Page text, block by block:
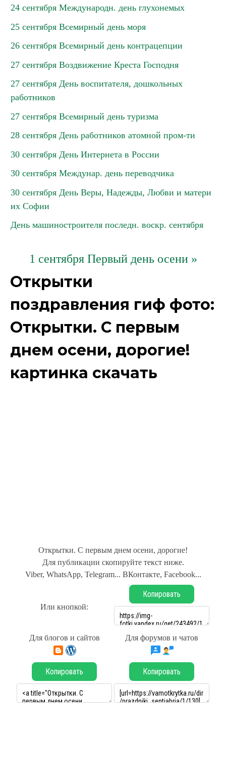
24 сентября Международн. день глухонемых
25 сентября Всемирный день моря
26 сентября Всемирный день контрацепции
27 сентября Воздвижение Креста Господня
27 сентября День воспитателя, дошкольных
работников
27 сентября Всемирный день туризма
28 сентября День работников атомной пром-ти
30 сентября День Интернета в России
30 сентября Междунар. день переводчика
30 сентября День Веры, Надежды, Любви и матери
их Софии
День машиностроителя последн. воскр. сентября
1 сентября Первый день осени »
Открытки
поздравления гиф фото:
Открытки. С первым
днем осени, дорогие!
картинка скачать
Открытки. С первым днем осени, дорогие!
Для публикации скопируйте текст ниже.
Viber, WhatsApp, Telegram... ВКонтакте, Facebook...
Или кнопкой:
Копировать
Для блогов и сайтов Для форумов и чатов
Копировать Копировать